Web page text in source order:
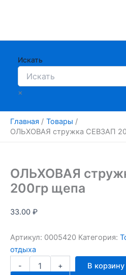
Искать
×
Главная
Товары
ОЛЬХОВАЯ стружка СЕВЗАП
ОЛЬХОВАЯ
200гр щепа
33.00 ₽
Артикул: 0005420 Категория:
отдыха
-
Количество
товара
+
В корзину